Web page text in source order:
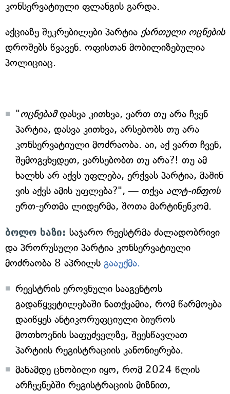
კონსერვატიული ფლანგის გარდა.
აქციაზე შეკრებილები პარტია ქართული ოცნების
დროშებს წვავენ. ოფისთან მობილიზებულია
პოლიციაც.
"ოცნებამდასვა კითხვა, ვართ თუ არა ჩვენ
პარტია, დასვა კითხვა, არსებობს თუ არა
კონსერვატიული მოძრაობა. აი, აქ ვართ ჩვენ,
შემოგვხედეთ, ვარსებობთ თუ არა?! თუ ამ
ხალხს არ აქვს უფლება, ერქვას პარტია, მაშინ
ვის აქვს ამის უფლება?", — თქვა ალტ-ინფოს
ერთ-ერთმა ლიდერმა, შოთა მარტინენკომ.
ბოლო ხაზი: საჯარო რეესტრმა ძალადობრივი
და პრორუსული პარტია კონსერვატიული
მოძრაობა 8 აპრილს გააუქმა.
რეესტრის ეროვნული სააგენტოს
გადაწყვეტილებაში ნათქვამია, რომ წარმოება
დაიწყეს ანტიკორუფციული ბიუროს
მოთხოვნის საფუძველზე, შეესწავლათ
პარტიის რეგისტრაციის კანონიერება.
მანამდე ცნობილი იყო, რომ 2024 წლის
არჩევნებში რეგისტრაციის მიზნით,